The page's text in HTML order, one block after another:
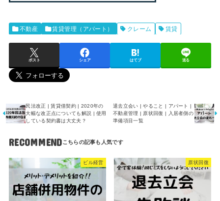
不動産 賃貸管理（アパート） クレーム 賃貸
ポスト シェア はてブ 送る
民法改正 | 賃貸借契約 | 2020年の
大幅な改正点についても解説 | 使用
している契約書は大丈夫？
退去立会い | やること | アパート |
不動産管理 | 原状回復 | 入居者側の
準備項目一覧
RECOMMEND
ビル経営 原状回復